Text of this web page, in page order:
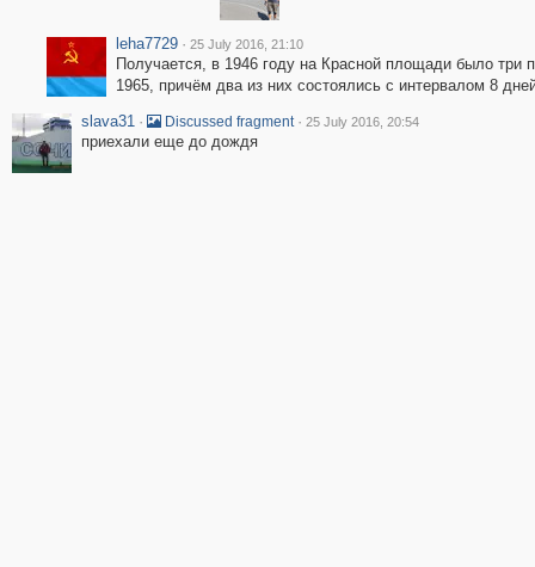
leha7729 · 25 July 2016, 21:10
Получается, в 1946 году на Красной площади было
1965, причём два из них состоялись с интервалом 8
slava31 · Discussed fragment · 25 July 2016, 20:54
приехали еще до дождя